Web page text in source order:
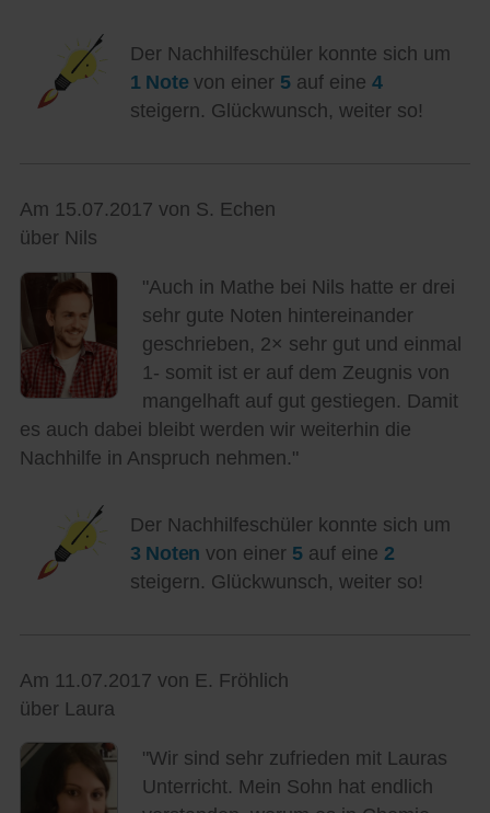
Der Nachhilfeschüler konnte sich um
1 Notevon einer 5auf eine 4
steigern. Glückwunsch, weiter so!
Am 15.07.2017 von S. Echen
über Nils
"Auch in Mathe bei Nils hatte er drei
sehr gute Noten hintereinander
geschrieben, 2× sehr gut und einmal
1- somit ist er auf dem Zeugnis von
mangelhaft auf gut gestiegen. Damit
es auch dabei bleibt werden wir weiterhin die
Nachhilfe in Anspruch nehmen."
Der Nachhilfeschüler konnte sich um
3 Noten von einer 5auf eine 2
steigern. Glückwunsch, weiter so!
Am 11.07.2017 von E. Fröhlich
über Laura
"Wir sind sehr zufrieden mit Lauras
Unterricht. Mein Sohn hat endlich